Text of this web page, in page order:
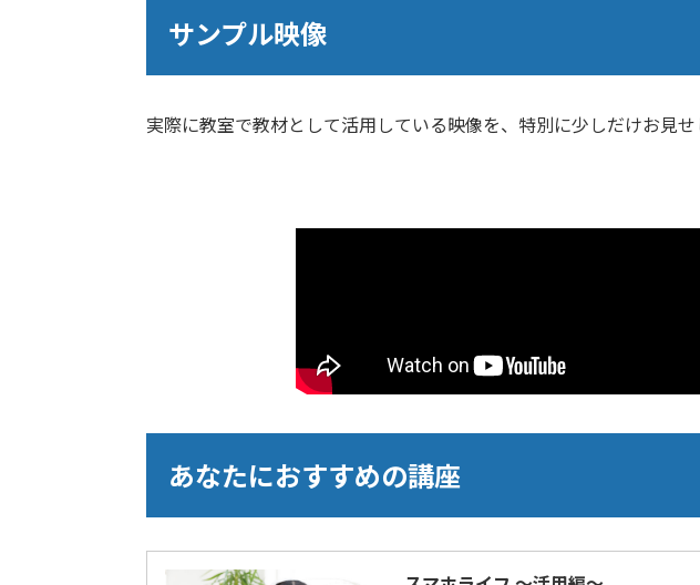
サンプル映像
実際に教室で教材として活用している映像を、特別に少しだけお見せ
あなたにおすすめの講座